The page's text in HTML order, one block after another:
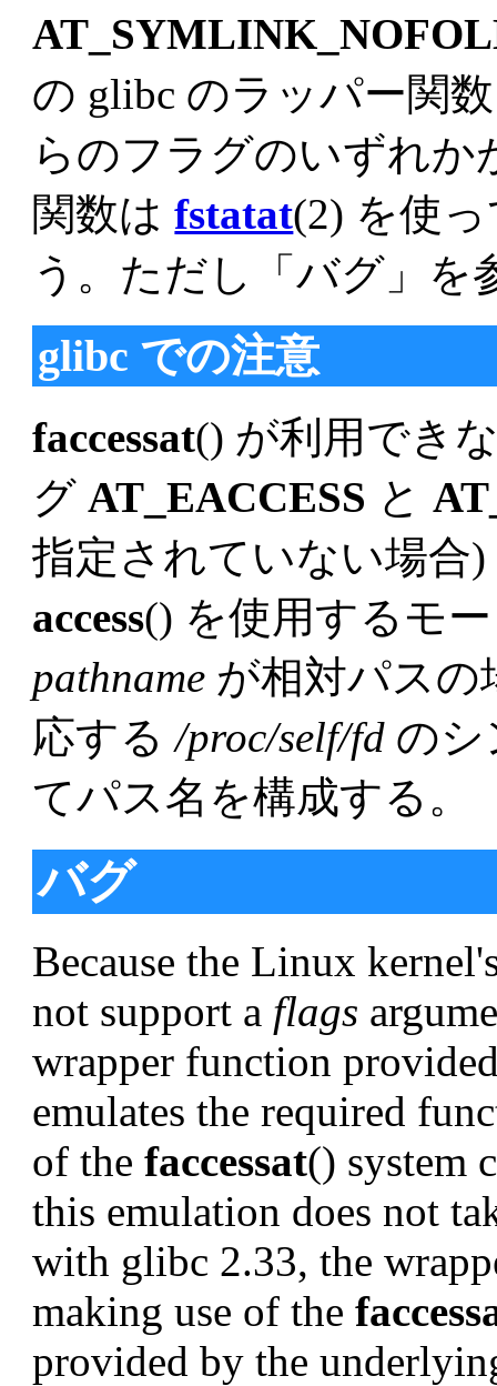
の glibc のラッパー関
らのフラグのいずれか
関数はfstatat(2) を使
う。ただし「バグ」を
glibc での注意
faccessat() が利用でき
グAT_EACCESS と
指定されていない場合
access() を使用するモ
pathname が相対パス
応する/proc/self/fd のシ
てパス名を構成する。
バグ
Because the Linux
not support a flags
wrapper function
emulates the required
of thefaccessat() system
this emulation does not
with glibc 2.33, the
making use of the
provided by the